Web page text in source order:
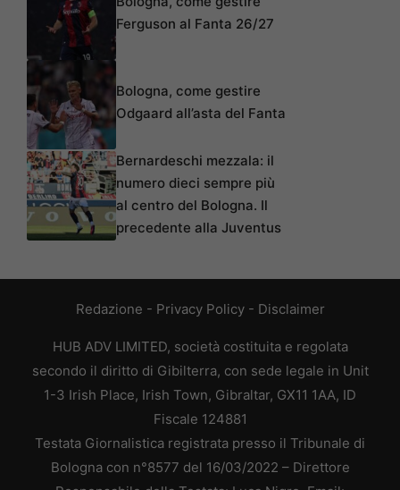
Ferguson al Fanta 26/27
Bologna, come gestire
Odgaard all’asta del Fanta
Bernardeschi mezzala: il
numero dieci sempre più
al centro del Bologna. Il
precedente alla Juventus
Redazione - Privacy Policy- Disclaimer
HUB ADV LIMITED, società costituita e regolata
secondo il diritto di Gibilterra, con sede legale in Unit
1-3 Irish Place, Irish Town, Gibraltar, GX11 1AA, ID
Fiscale 124881
Testata Giornalistica registrata presso il Tribunale di
Bologna con n°8577 del 16/03/2022 – Direttore